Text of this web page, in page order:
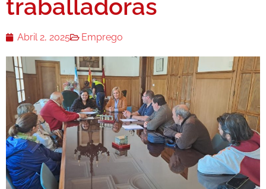
traballadoras
Abril 2, 2025 Emprego